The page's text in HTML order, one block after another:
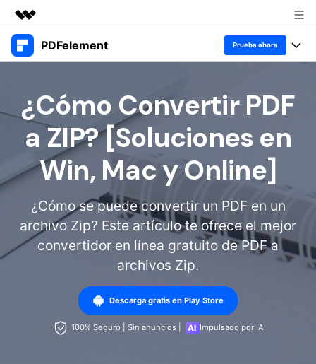
Productos destacados
Utilidades
Resumen
Soluciones
Quiénes somos
Sala de prensa
Soporte
PDFelement Prueba ahora
Escritorio
PDFelement para Windows
PDFelement para Mac
Aplicación móvil
PDFelement para iPhone/iPad
PDFelement para Android
Wondershare PDFelement Cloud
Características
Educativas
Leer PDF
Anotar PDF
Crear PDF
Imprimir PDF
Personales
Chat con PDF
Resumidor de PDF con IA
Traductor de PDF con IA
Chat IA con imagen
Blog
IA de PDF
Edición de PDF
Negocios
10+ usuarios
¿Cómo Convertir PDF
a ZIP? [Soluciones en
Win, Mac y Online]
¿Cómo se puede convertir un PDF en un
archivo Zip? Este artículo te ofrece el mejor
convertidor en línea gratuito de PDF a
archivos Zip.
Descarga gratis en Play Store
100% Seguro | Sin anuncios | Impulsado por IA